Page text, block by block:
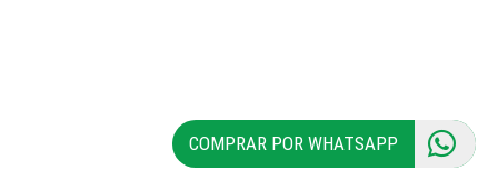
COMPRAR POR WHATSAPP